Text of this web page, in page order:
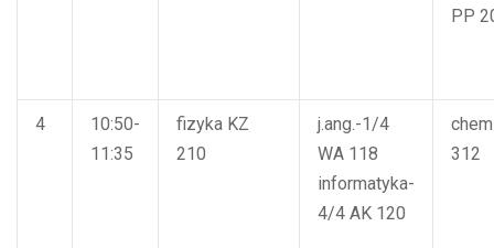
PP
4
10:50-
11:35
fizyka KZ
210
j.ang.-1/4
WA 118
informatyka-
4/4 AK 120
312